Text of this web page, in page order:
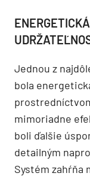
Jednou z
bola
mimoriadne
boli ďalšie
detailným
Systém zahŕňa